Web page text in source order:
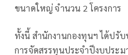
ขนาดใหญ่ จํานวน 2 โครงการ
ทั้งนี้ สำนักงานกองทุนฯ ได้ปรั
การจัดสรรทุนประจำปีงบประ